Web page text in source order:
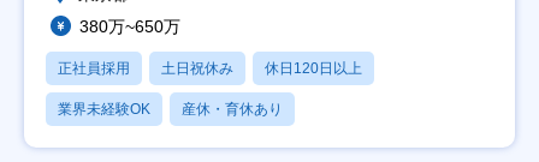
380万~650万
正社員採用 土日祝休み 休日120日以上
業界未経験OK 産休・育休あり